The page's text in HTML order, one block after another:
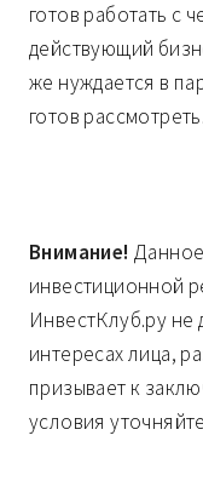
готов работать с
действующий
же нуждается в
готов рассмотреть.
Внимание!
инвестиционной
ИнвестКлуб.ру не
интересах лица,
призывает к
условия